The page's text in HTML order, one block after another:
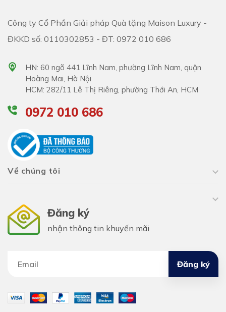
Công ty Cổ Phần Giải pháp Quà tặng Maison Luxury -
ĐKKD số: 0110302853 - ĐT: 0972 010 686
HN: 60 ngõ 441 Lĩnh Nam, phường Lĩnh Nam, quận
Hoàng Mai, Hà Nội
HCM: 282/11 Lê Thị Riêng, phường Thới An, HCM
0972 010 686
Về chúng tôi
Đăng ký
nhận thông tin khuyến mãi
Đăng ký